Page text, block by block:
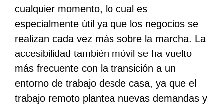
cualquier momento, lo cual es
especialmente útil ya que los negocios se
realizan cada vez más sobre la marcha. La
accesibilidad también móvil se ha vuelto
más frecuente con la transición a un
entorno de trabajo desde casa, ya que el
trabajo remoto plantea nuevas demandas y